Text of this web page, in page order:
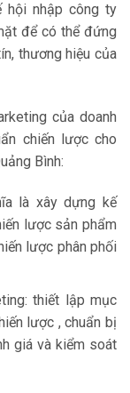
hội nhập công ty
để có thể đứng
thương hiệu của
của doanh
chiến lược cho
Bình:
là xây dựng kế
lược sản phẩm
lược phân phối
thiết lập mục
lược , chuẩn bị
giá và kiểm soát